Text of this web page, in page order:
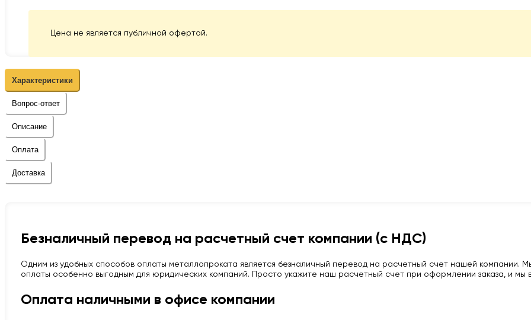
Цена не является публичной офертой.
Характеристики
Вопрос-ответ
Описание
Оплата
Доставка
Безналичный перевод на расчетный счет компании (с НДС)
Одним из удобных способов оплаты металлопроката является безналичный перевод на расчетный счет нашей компании.
оплаты особенно выгодным для юридических компаний. Просто укажите наш расчетный счет при оформлении заказа, и мы
Оплата наличными в офисе компании